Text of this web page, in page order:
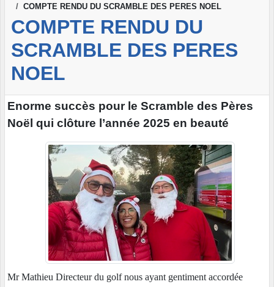
COMPTE RENDU DU SCRAMBLE DES PERES NOEL
COMPTE RENDU DU
SCRAMBLE DES PERES
NOEL
Enorme succès pour le Scramble des Pères
Noël qui clôture l’année 2025 en beauté
Mr Mathieu Directeur du golf nous ayant gentiment accordée